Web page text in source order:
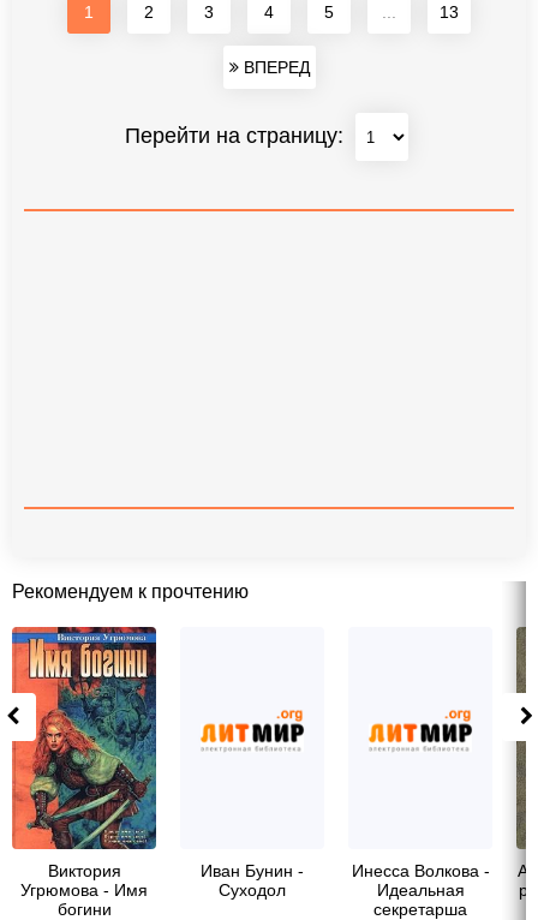
1 2 3 4 5 13
ВПЕРЕД
Перейти на страницу:
Рекомендуем к прочтению
Виктория
Угрюмова - Имя
богини
Иван Бунин -
Суходол
Инесса Волкова -
Идеальная
секретарша